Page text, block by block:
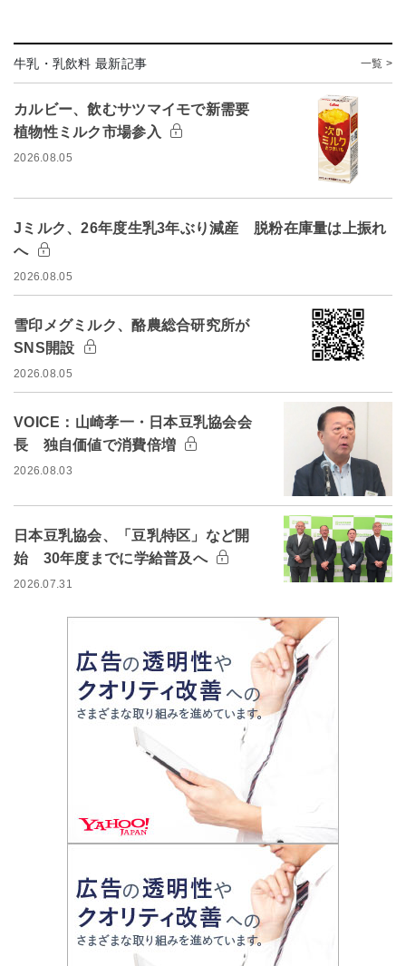
牛乳・乳飲料 最新記事 一覧 >
カルビー、飲むサツマイモで新需要
植物性ミルク市場参入
2026.08.05
Jミルク、26年度生乳3年ぶり減産 脱粉在庫量は上振れ
へ
2026.08.05
雪印メグミルク、酪農総合研究所が
SNS開設
2026.08.05
VOICE：山崎孝一・日本豆乳協会会
長 独自価値で消費倍増
2026.08.03
日本豆乳協会、「豆乳特区」など開
始 30年度までに学給普及へ
2026.07.31